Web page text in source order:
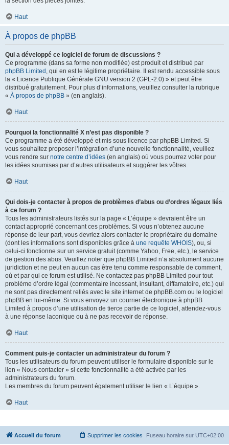
Haut
À propos de phpBB
Qui a développé ce logiciel de forum de discussions ?
Ce programme (dans sa forme non modifiée) est produit et distribué par
phpBB Limited , qui en est le légitime propriétaire. Il est rendu accessible sous
la « Licence Publique Générale GNU version 2 (GPL-2.0) » et peut être
distribué gratuitement. Pour plus d’informations, veuillez consulter la rubrique
« À propos de phpBB » (en anglais).
Haut
Pourquoi la fonctionnalité X n’est pas disponible ?
Ce programme a été développé et mis sous licence par phpBB Limited. Si
vous souhaitez proposer l’intégration d’une nouvelle fonctionnalité, veuillez
vous rendre sur notre centre d’idées (en anglais) où vous pourrez voter pour
les idées soumises par d’autres utilisateurs et suggérer les vôtres.
Haut
Qui dois-je contacter à propos de problèmes d’abus ou d’ordres légaux liés
à ce forum ?
Tous les administrateurs listés sur la page « L’équipe » devraient être un
contact approprié concernant ces problèmes. Si vous n’obtenez aucune
réponse de leur part, vous devriez alors contacter le propriétaire du domaine
(dont les informations sont disponibles grâce à une requête WHOIS), ou, si
celui-ci fonctionne sur un service gratuit (comme Yahoo, Free, etc.), le service
de gestion des abus. Veuillez noter que phpBB Limited n’a absolument aucune
juridiction et ne peut en aucun cas être tenu comme responsable de comment,
où et par qui ce forum est utilisé. Ne contactez pas phpBB Limited pour tout
problème d’ordre légal (commentaire incessant, insultant, diffamatoire, etc.) qui
ne sont pas directement reliés avec le site internet de phpBB.com ou le logiciel
phpBB en lui-même. Si vous envoyez un courrier électronique à phpBB
Limited à propos d’une utilisation de tierce partie de ce logiciel, attendez-vous
à une réponse laconique ou à ne pas recevoir de réponse.
Haut
Comment puis-je contacter un administrateur du forum ?
Tous les utilisateurs du forum peuvent utiliser le formulaire disponible sur le
lien « Nous contacter » si cette fonctionnalité a été activée par les
administrateurs du forum.
Les membres du forum peuvent également utiliser le lien « L’équipe ».
Haut
Accueil du forum Fuseau horaire sur UTC+02:00
Supprimer les cookies